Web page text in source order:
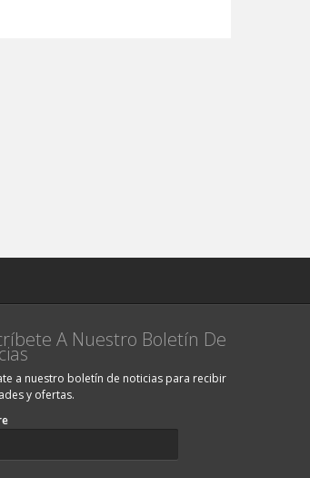
A Nuestro Boletín De
a nuestro boletín de noticias para recibir
y ofertas.